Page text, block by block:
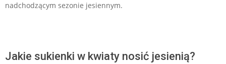
nadchodzącym sezonie jesiennym.
Jakie sukienki w kwiaty nosić jesienią?